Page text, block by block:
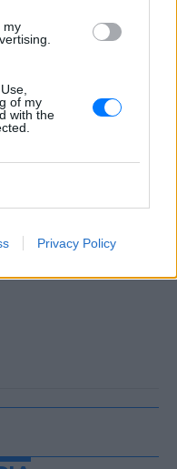
my
of my
with the
Privacy Policy